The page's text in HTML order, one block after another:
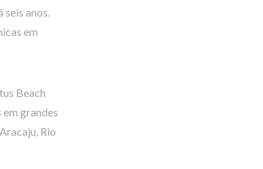
anos.
em
Beach
grandes
Rio